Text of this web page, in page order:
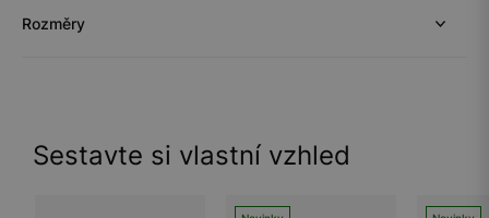
Rozměry
Sestavte si vlastní vzhled